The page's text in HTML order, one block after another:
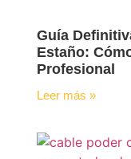
Guía
Estaño:
Profesional
Leer más »